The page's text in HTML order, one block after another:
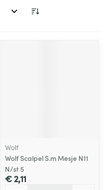
Wolf
Wolf Scalpel S.m Mesje N11
N/st 5
€ 2,11